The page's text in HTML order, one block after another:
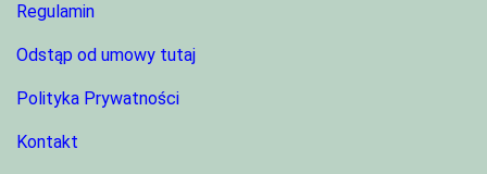
Regulamin
Odstąp od umowy tutaj
Polityka Prywatności
Kontakt